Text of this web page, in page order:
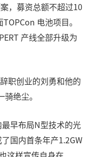
，募资总额不超过10
电池项目。
产线全部升级为
职创业的刘勇和他的
绝尘。
早布局N型技术的光
国内首条年产1.2GW